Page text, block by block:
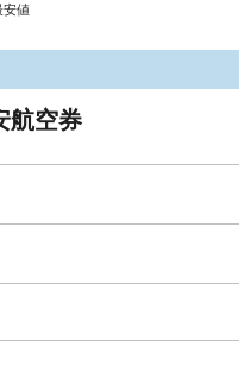
安値
航空券